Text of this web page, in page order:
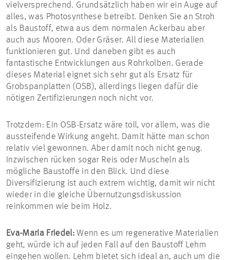
vielversprechend. Grundsätzlich haben wir ein Auge auf
alles, was Photosynthese betreibt. Denken Sie an Stroh
als Baustoff, etwa aus dem normalen Ackerbau aber
auch aus Mooren. Oder Gräser. All diese Materialien
funktionieren gut. Und daneben gibt es auch
fantastische Entwicklungen aus Rohrkolben. Gerade
dieses Material eignet sich sehr gut als Ersatz für
Grobspanplatten (OSB), allerdings liegen dafür die
nötigen Zertifizierungen noch nicht vor.
Trotzdem: Ein OSB-Ersatz wäre toll, vor allem, was die
aussteifende Wirkung angeht. Damit hätte man schon
relativ viel gewonnen. Aber damit noch nicht genug.
Inzwischen rücken sogar Reis oder Muscheln als
mögliche Baustoffe in den Blick. Und diese
Diversifizierung ist auch extrem wichtig, damit wir nicht
wieder in die gleiche Übernutzungsdiskussion
reinkommen wie beim Holz.
Eva-Maria Friedel:Wenn es um regenerative Materialien
geht, würde ich auf jeden Fall auf den Baustoff Lehm
eingehen wollen. Lehm bietet sich ideal an, auch um die